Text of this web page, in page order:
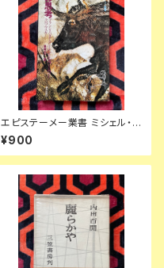
エピステーメー業書 ミシェル・フ
ーコー「外の思考 ブランショ・バ
タイユ・クロソウスキー」初版 豊
崎光一 訳 朝日出版社
¥900